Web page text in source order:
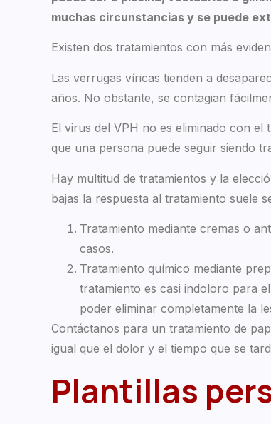
muchas circunstancias y se puede
Existen dos tratamientos con más
Las verrugas víricas tienden a
años. No obstante, se contagian
El virus del VPH no es eliminado con
que una persona puede seguir siendo
Hay multitud de tratamientos y la
bajas la respuesta al tratamiento suele
Tratamiento mediante cremas o
casos.
Tratamiento químico mediante
tratamiento es casi indoloro para
poder eliminar completamente la
Contáctanos para un tratamiento de
igual que el dolor y el tiempo que se
Plantillas